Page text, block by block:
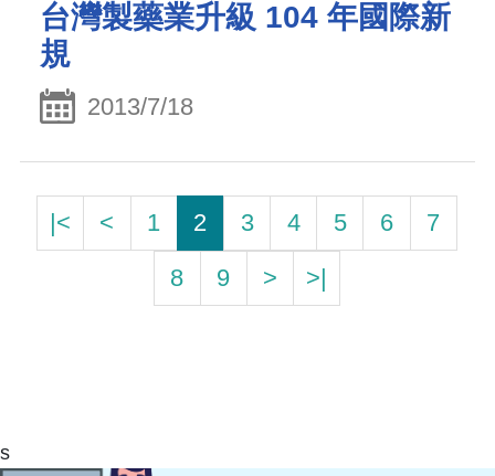
台灣製藥業升級 104 年國際新
規
2013/7/18
|< < 1 2 3 4 5 6
7
8
9 > >|
s